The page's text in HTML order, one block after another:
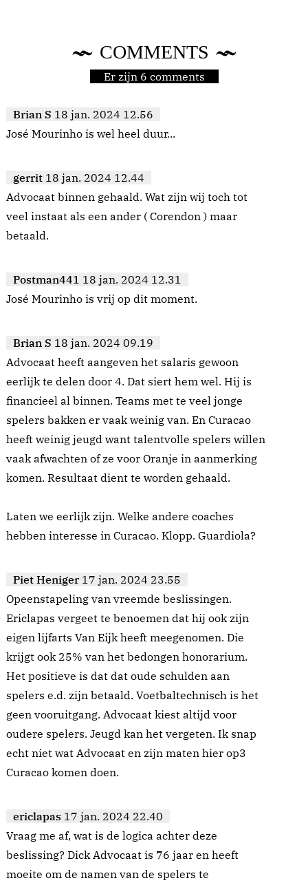
COMMENTS
Er zijn 6 comments
Brian S 18 jan. 2024 12.56
José Mourinho is wel heel duur...
gerrit 18 jan. 2024 12.44
Advocaat binnen gehaald. Wat zijn wij toch tot
veel instaat als een ander ( Corendon ) maar
betaald.
Postman441 18 jan. 2024 12.31
José Mourinho is vrij op dit moment.
Brian S 18 jan. 2024 09.19
Advocaat heeft aangeven het salaris gewoon
eerlijk te delen door 4. Dat siert hem wel. Hij is
financieel al binnen. Teams met te veel jonge
spelers bakken er vaak weinig van. En Curacao
heeft weinig jeugd want talentvolle spelers willen
vaak afwachten of ze voor Oranje in aanmerking
komen. Resultaat dient te worden gehaald.
Laten we eerlijk zijn. Welke andere coaches
hebben interesse in Curacao. Klopp. Guardiola?
Piet Heniger 17 jan. 2024 23.55
Opeenstapeling van vreemde beslissingen.
Ericlapas vergeet te benoemen dat hij ook zijn
eigen lijfarts Van Eijk heeft meegenomen. Die
krijgt ook 25% van het bedongen honorarium.
Het positieve is dat dat oude schulden aan
spelers e.d. zijn betaald. Voetbaltechnisch is het
geen vooruitgang. Advocaat kiest altijd voor
oudere spelers. Jeugd kan het vergeten. Ik snap
echt niet wat Advocaat en zijn maten hier op3
Curacao komen doen.
ericlapas 17 jan. 2024 22.40
Vraag me af, wat is de logica achter deze
beslissing? Dick Advocaat is 76 jaar en heeft
moeite om de namen van de spelers te